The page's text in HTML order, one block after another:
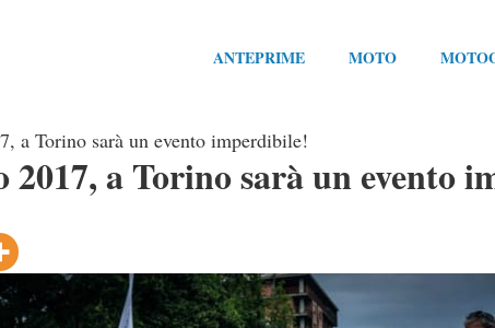
ANTEPRIME MOTO
a Torino sarà un evento imperdibile!
2017, a Torino sarà un evento